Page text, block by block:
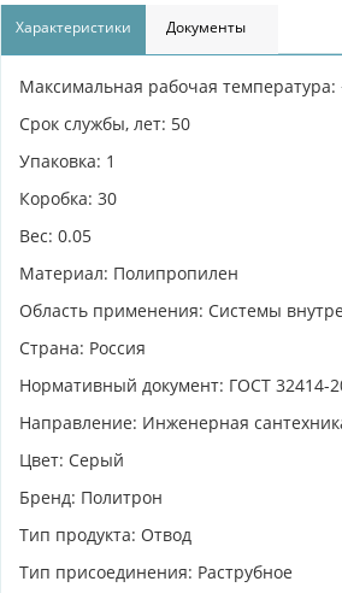
Характеристики Документы
Максимальная рабочая температура:
Срок службы, лет: 50
Упаковка: 1
Коробка: 30
Вес: 0.05
Материал: Полипропилен
Область применения: Системы
Страна: Россия
Нормативный документ: ГОСТ 32414-
Направление: Инженерная
Цвет: Серый
Бренд: Политрон
Тип продукта: Отвод
Тип присоединения: Раструбное